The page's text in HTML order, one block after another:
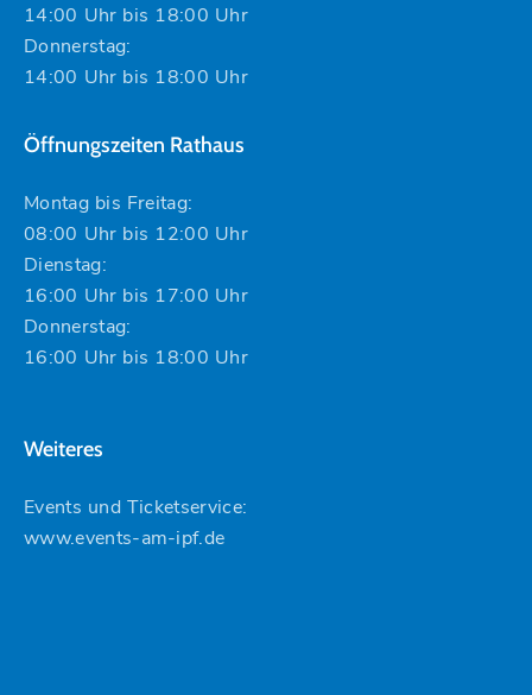
14:00 Uhr bis 18:00 Uhr
Donnerstag:
14:00 Uhr bis 18:00 Uhr
Öffnungszeiten Rathaus
Montag bis Freitag:
08:00 Uhr bis 12:00 Uhr
Dienstag:
16:00 Uhr bis 17:00 Uhr
Donnerstag:
16:00 Uhr bis 18:00 Uhr
Weiteres
Events und Ticketservice:
www.events-am-ipf.de